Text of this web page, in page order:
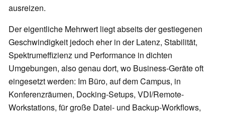
ausreizen.
Der eigentliche Mehrwert liegt abseits der gestiegenen
Geschwindigkeit jedoch eher in der Latenz, Stabilität,
Spektrumeffizienz und Performance in dichten
Umgebungen, also genau dort, wo Business-Geräte oft
eingesetzt werden: Im Büro, auf dem Campus, in
Konferenzräumen, Docking-Setups, VDI/Remote-
Workstations, für große Datei- und Backup-Workflows,